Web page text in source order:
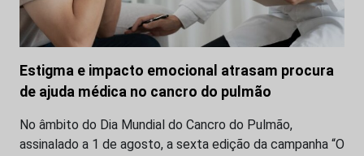
Estigma e impacto emocional atrasam procura
de ajuda médica no cancro do pulmão
No âmbito do Dia Mundial do Cancro do Pulmão,
assinalado a 1 de agosto, a sexta edição da campanha “O